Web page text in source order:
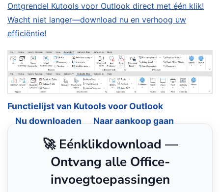
Ontgrendel Kutools voor Outlook direct met één klik!
Wacht niet langer—download nu en verhoog uw
efficiëntie!
Functielijst van Kutools voor Outlook
Nu downloaden
Naar aankoop gaan
🚀 Eénklikdownload —
Ontvang alle Office-
invoegtoepassingen